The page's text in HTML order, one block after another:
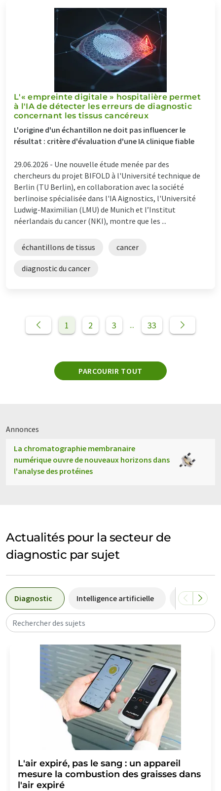
L'« empreinte digitale » hospitalière permet
à l'IA de détecter les erreurs de diagnostic
concernant les tissus cancéreux
L'origine d'un échantillon ne doit pas influencer le
résultat : critère d'évaluation d'une IA clinique fiable
29.06.2026 - Une nouvelle étude menée par des
chercheurs du projet BIFOLD à l'Université technique de
Berlin (TU Berlin), en collaboration avec la société
berlinoise spécialisée dans l'IA Aignostics, l'Université
Ludwig-Maximilian (LMU) de Munich et l’Institut
néerlandais du cancer (NKI), montre que les ...
échantillons de tissus cancer
diagnostic du cancer
1 2 3 ... 33
PARCOURIR TOUT
Annonces
La chromatographie membranaire
numérique ouvre de nouveaux horizons dans
l'analyse des protéines
Actualités pour la secteur de
diagnostic par sujet
Diagnostic Intelligence artificielle Cancer
Rechercher des sujets
L'air expiré, pas le sang : un appareil
mesure la combustion des graisses dans
l'air expiré